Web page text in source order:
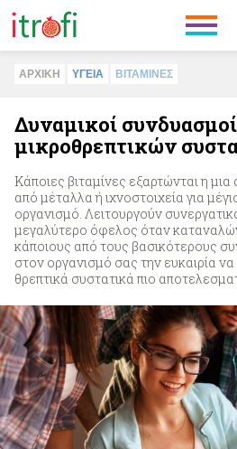
ΑΡΧΙΚΗ ΥΓΕΙΑ ΒΙΤΑΜΙΝΕΣ
Δυναμικοί
μικροθρεπτικών
Κάποιες βιταμίνες εξαρτώνται η
από μέταλλα ή ιχνοστοιχεία για
οργανισμό. Λειτουργούν
μεγαλύτερο όφελος όταν
κάποιους από τους βασικότερους
στον οργανισμό σας την ευκαιρία
θρεπτικά συστατικά πιο